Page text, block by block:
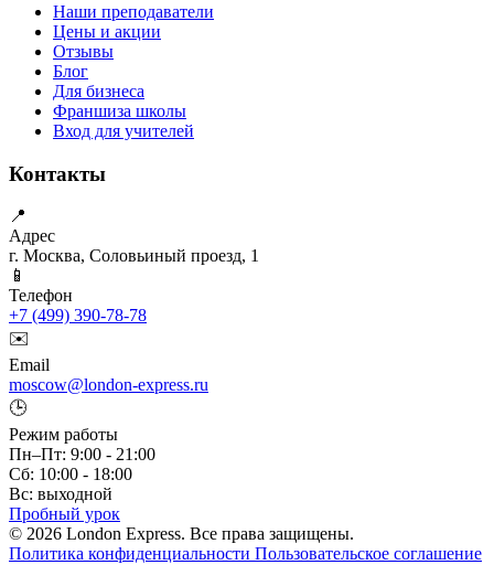
Наши преподаватели
Цены и акции
Отзывы
Блог
Для бизнеса
Франшиза школы
Вход для учителей
Контакты
📍
Адрес
г. Москва, Соловьиный проезд, 1
📱
Телефон
+7 (499) 390-78-78
✉️
Email
moscow@london-express.ru
🕒
Режим работы
Пн–Пт: 9:00 - 21:00
Сб: 10:00 - 18:00
Вс: выходной
Пробный урок
© 2026 London Express. Все права защищены.
Политика конфиденциальности Пользовательское соглашение